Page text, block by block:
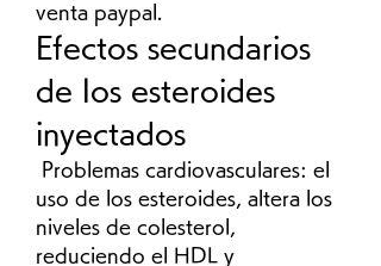
venta paypal.
Efectos secundarios
de los esteroides
inyectados
uso de los esteroides, altera los
niveles de colesterol,
reduciendo el HDL y